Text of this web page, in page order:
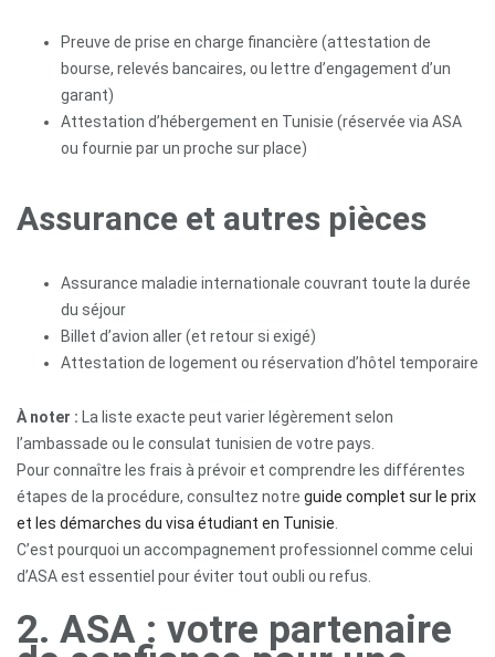
Accueil
propos
Étudier
en
Accompagnement
Professionnelles
Contactez-
nous
Preuve de prise en charge financière (attestation de
bourse, relevés bancaires, ou lettre d’engagement d’un
garant)
Attestation d’hébergement en Tunisie (réservée via ASA
ou fournie par un proche sur place)
Assurance et autres pièces
Assurance maladie internationale couvrant toute la durée
du séjour
Billet d’avion aller (et retour si exigé)
Attestation de logement ou réservation d’hôtel temporaire
À noter : La liste exacte peut varier légèrement selon
l’ambassade ou le consulat tunisien de votre pays.
Pour connaître les frais à prévoir et comprendre les différentes
étapes de la procédure, consultez notre guide complet sur le prix
et les démarches du visa étudiant en Tunisie
C’est pourquoi un accompagnement professionnel comme celui
d’ASA est essentiel pour éviter tout oubli ou refus.
2. ASA : votre partenaire